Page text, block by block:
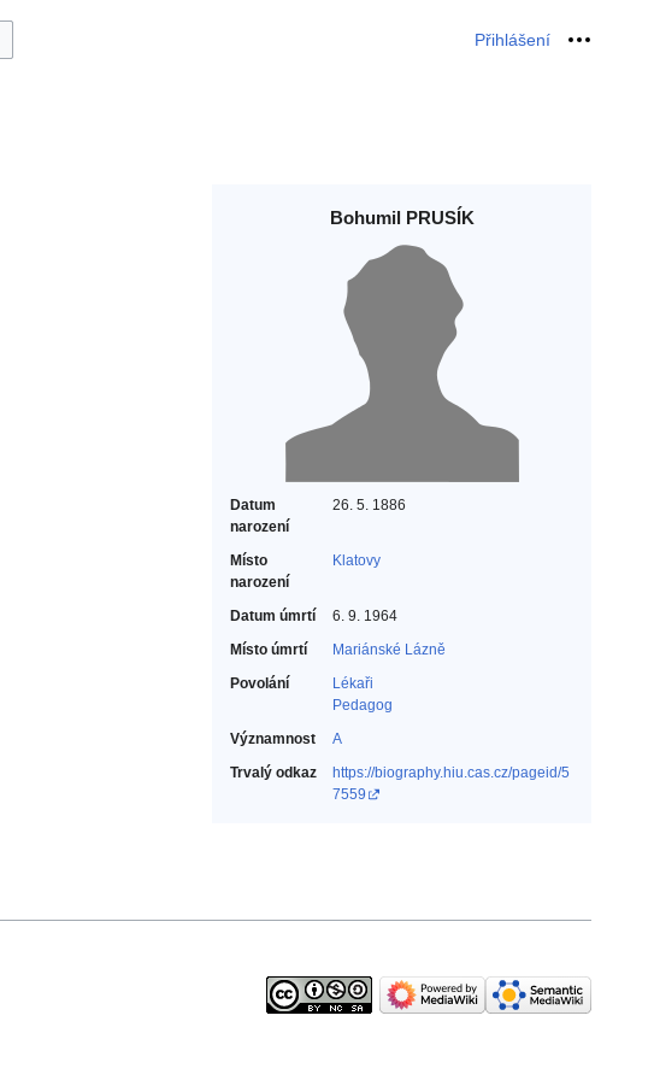
Přihlášení Osobní
Bohumil PRUSÍK
Datum
narození
26. 5. 1886
Místo
narození
Klatovy
Datum úmrtí
6. 9. 1964
Místo úmrtí
Mariánské Lázně
Povolání
Lékaři‎
Pedagog‎
Významnost
A
Trvalý odkaz
https://biography.hiu.cas.cz/pageid/5
7559